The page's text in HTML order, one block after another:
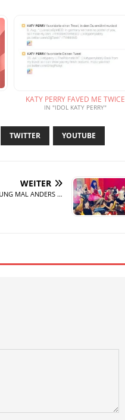
KATY PERRY FAVED ME TWICE
IN "IDOL KATY PERRY"
TWITTER YOUTUBE
WEITER
MAL ANDERS …